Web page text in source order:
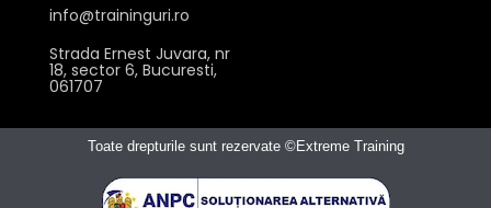
info@traininguri.ro
Strada Ernest Juvara, nr
18, sector 6, Bucuresti,
061707
Toate drepturile sunt rezervate ©Extreme Training